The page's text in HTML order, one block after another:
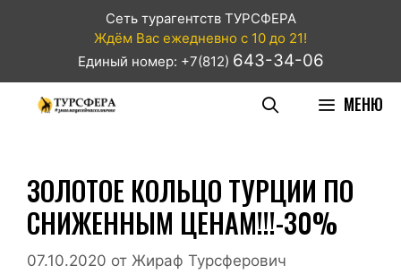
Сеть турагентств ТУРСФЕРА
Ждём Вас ежедневно с 10 до 21!
Единый номер: +7(812) 643-34-06
МЕНЮ
ЗОЛОТОЕ КОЛЬЦО ТУРЦИИ ПО
СНИЖЕННЫМ ЦЕНАМ!!!-30%
07.10.2020 от Жираф Турсферович